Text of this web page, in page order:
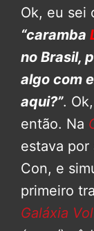
Ok, eu sei
“caramba
no Brasil,
algo com
aqui?”.
então. Na
estava por
Con, e
primeiro
Galáxia